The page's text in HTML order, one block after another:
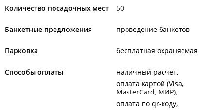
Количество посадочных мест 50
Банкетные предложения проведение банкетов
Парковка бесплатная охраняемая
Способы оплаты
наличный расчёт
оплата картой (Visa,
MasterCard, МИР)
оплата по qr-коду